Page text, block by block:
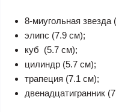
8-миугольная звезда
элипс (7.9 см);
куб (5.7 см);
цилиндр (5.7 см);
трапеция (7.1 см);
двенадцатигранник